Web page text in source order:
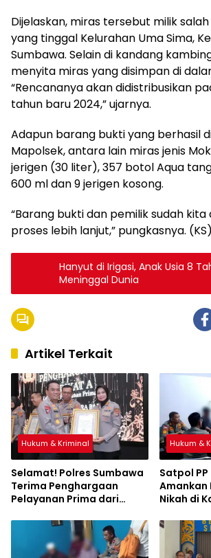
Dijelaskan, miras tersebut milik
yang tinggal Kelurahan Uma Sima,
Sumbawa. Selain di kandang
menyita miras yang disimpan di
“Rencananya akan didistribusikan
tahun baru 2024,” ujarnya.
Adapun barang bukti yang berhasil
Mapolsek, antara lain miras jenis
jerigen (30 liter), 357 botol Aqua
600 ml dan 9 jerigen kosong.
“Barang bukti dan pemilik sudah
proses lebih lanjut,” pungkasnya. (KS)
Hanyut di Irigasi, Anak Usia 8
Meninggal Dunia
Artikel Terkait
Hukum & Kriminal
Selamat! Polres Sumbawa
Terima Penghargaan
Pelayanan Prima dari
Hukum &
Satpol
Amankan
Nikah di